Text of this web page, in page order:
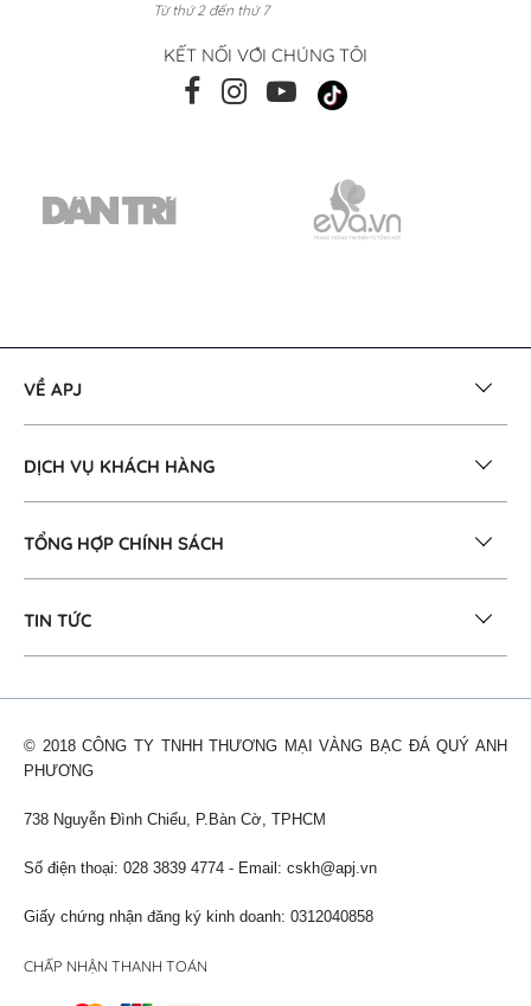
Từ thứ 2 đến thứ 7
KẾT NỐI VỚI CHÚNG TÔI
VỀ APJ
DỊCH VỤ KHÁCH HÀNG
TỔNG HỢP CHÍNH SÁCH
TIN TỨC
© 2018 CÔNG TY TNHH THƯƠNG MẠI VÀNG BẠC ĐÁ QUÝ ANH
PHƯƠNG
738 Nguyễn Đình Chiểu, P.Bàn Cờ, TPHCM
Số điện thoại: 028 3839 4774 - Email: cskh@apj.vn
Giấy chứng nhận đăng ký kinh doanh: 0312040858
CHẤP NHẬN THANH TOÁN